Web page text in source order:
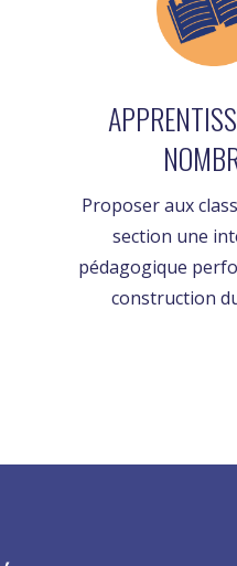
Proposer aux
section une
pédagogique
construction